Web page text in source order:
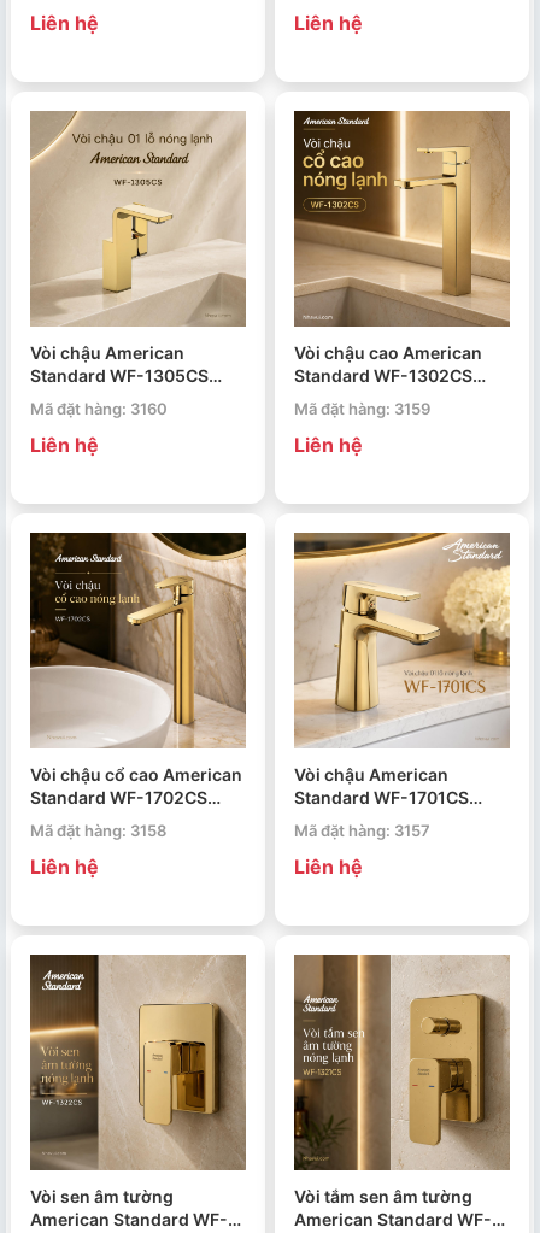
Liên hệ Liên hệ
Vòi chậu American
Standard WF-1305CS
Acacia Evolution
Mã đặt hàng: 3160
Liên hệ
Vòi chậu cao American
Standard WF-1302CS
Acacia Evolution
Mã đặt hàng: 3159
Liên hệ
Vòi chậu cổ cao American
Standard WF-1702CS
Signature
Mã đặt hàng: 3158
Liên hệ
Vòi chậu American
Standard WF-1701CS
Signature
Mã đặt hàng: 3157
Liên hệ
Vòi sen âm tường
American Standard WF-
Vòi tắm sen âm tường
American Standard WF-